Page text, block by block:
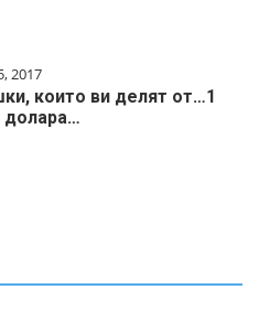
2017
които ви делят от…1
дoлapa…